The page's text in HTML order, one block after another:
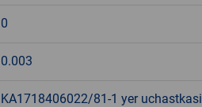
0
0.003
KA1718406022/81-1 yer uchastkasi